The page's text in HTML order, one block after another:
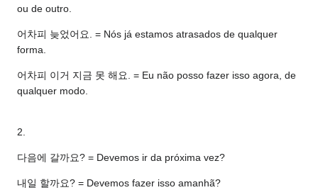
ou de outro.
어차피 늦었어요. = Nós já estamos atrasados de qualquer
forma.
어차피 이거 지금 못 해요. = Eu não posso fazer isso agora, de
qualquer modo.
2.
다음에 갈까요? = Devemos ir da próxima vez?
내일 할까요? = Devemos fazer isso amanhã?